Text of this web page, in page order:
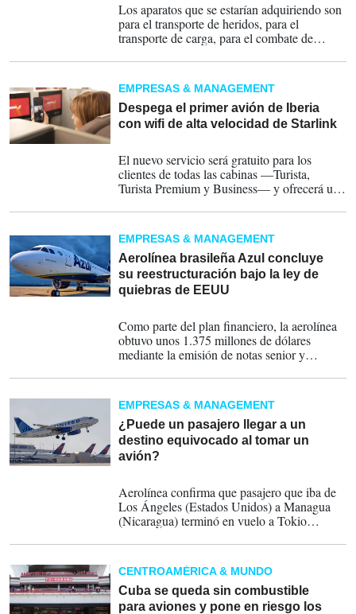
Los aparatos que se estarían adquiriendo son
para el transporte de heridos, para el
transporte de carga, para el combate de
EMPRESAS & MANAGEMENT
Despega el primer avión de Iberia
con wifi de alta velocidad de Starlink
El nuevo servicio será gratuito para los
clientes de todas las cabinas —Turista,
Turista Premium y Business— y ofrecerá una
hogar, con velocidades de hasta 500 Mbps.
EMPRESAS & MANAGEMENT
Aerolínea brasileña Azul concluye
su reestructuración bajo la ley de
quiebras de EEUU
Como parte del plan financiero, la aerolínea
obtuvo unos 1.375 millones de dólares
mediante la emisión de notas senior y
compromisos de capital.
EMPRESAS & MANAGEMENT
¿Puede un pasajero llegar a un
destino equivocado al tomar un
avión?
Aerolínea confirma que pasajero que iba de
Los Ángeles (Estados Unidos) a Managua
(Nicaragua) terminó en vuelo a Tokio
error en el aire, no había manera de volver.
CENTROAMÉRICA & MUNDO
Cuba se queda sin combustible
para aviones y pone en riesgo los